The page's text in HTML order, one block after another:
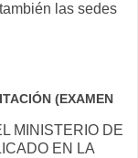
las sedes
(EXAMEN
MINISTERIO DE
EN LA